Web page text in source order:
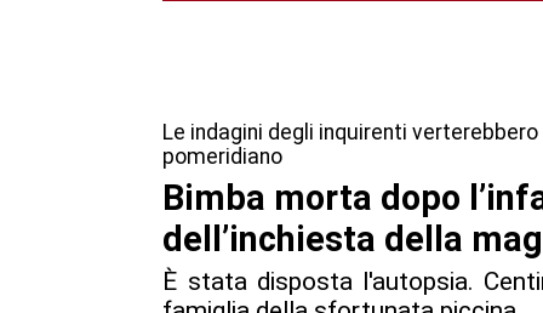
Le indagini degli inquirenti
pomeridiano
Bimba morta dopo
dell’inchiesta della
È stata disposta l'autopsia.